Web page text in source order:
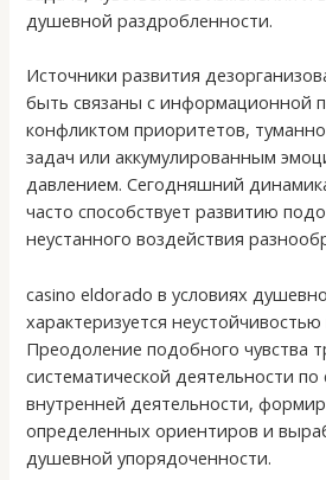
душевной раздробленности.
Источники развития
быть связаны с информационной
конфликтом приоритетов,
задач или аккумулированным
давлением. Сегодняшний
часто способствует развитию
неустанного воздействия
casino eldorado в условиях
характеризуется
Преодоление подобного чувства
систематической деятельности по
внутренней деятельности,
определенных ориентиров и
душевной упорядоченности.